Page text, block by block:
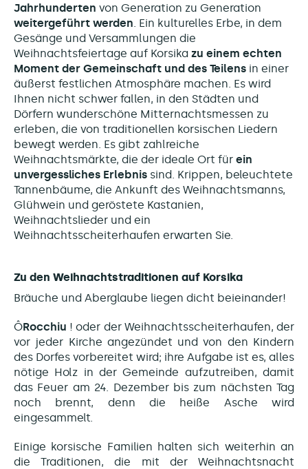
Jahrhunderten von Generation zu Generation
weitergeführt werden. Ein kulturelles Erbe, in dem
Gesänge und Versammlungen die
Weihnachtsfeiertage auf Korsika zu einem echten
Moment der Gemeinschaft und des Teilens in einer
äußerst festlichen Atmosphäre machen. Es wird
Ihnen nicht schwer fallen, in den Städten und
Dörfern wunderschöne Mitternachtsmessen zu
erleben, die von traditionellen korsischen Liedern
bewegt werden. Es gibt zahlreiche
Weihnachtsmärkte, die der ideale Ort für ein
unvergessliches Erlebnis sind. Krippen, beleuchtete
Tannenbäume, die Ankunft des Weihnachtsmanns,
Glühwein und geröstete Kastanien,
Weihnachtslieder und ein
Weihnachtsscheiterhaufen erwarten Sie.
Zu den Weihnachtstraditionen auf Korsika
Bräuche und Aberglaube liegen dicht beieinander!
ÔRocchiu ! oder der Weihnachtsscheiterhaufen, der
vor jeder Kirche angezündet und von den Kindern
des Dorfes vorbereitet wird; ihre Aufgabe ist es, alles
nötige Holz in der Gemeinde aufzutreiben, damit
das Feuer am 24. Dezember bis zum nächsten Tag
noch brennt, denn die heiße Asche wird
eingesammelt.
Einige korsische Familien halten sich weiterhin an
die Traditionen, die mit der Weihnachtsnacht